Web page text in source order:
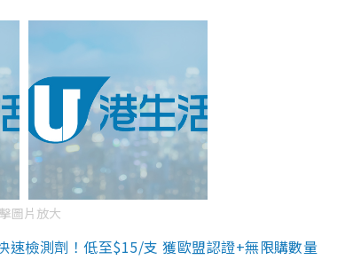
圖片放大
速檢測劑！低至$15/支 獲歐盟認證+無限購數量